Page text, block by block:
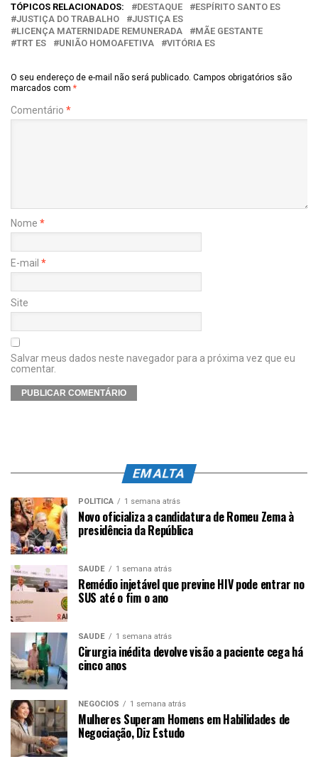
TÓPICOS RELACIONADOS: DESTAQUE
ESPÍRITO SANTO ES
JUSTIÇA DO TRABALHO
JUSTIÇA ES
LICENÇA MATERNIDADE REMUNERADA
MÃE GESTANTE
TRT ES
UNIÃO HOMOAFETIVA VITÓRIA ES
O seu endereço de e-mail não será publicado. Campos obrigatórios são
marcados com *
Comentário *
Nome *
E-mail *
Site
Salvar meus dados neste navegador para a próxima vez que eu
comentar.
EM ALTA
POLÍTICA 1 semana atrás
Novo oficializa a candidatura de Romeu Zema à
presidência da República
SAÚDE 1 semana atrás
Remédio injetável que previne HIV pode entrar no
SUS até o fim o ano
SAÚDE 1 semana atrás
Cirurgia inédita devolve visão a paciente cega há
cinco anos
NEGÓCIOS 1 semana atrás
Mulheres Superam Homens em Habilidades de
Negociação, Diz Estudo